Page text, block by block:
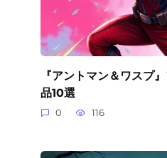
『アントマン＆ワスプ
品10選
0 116